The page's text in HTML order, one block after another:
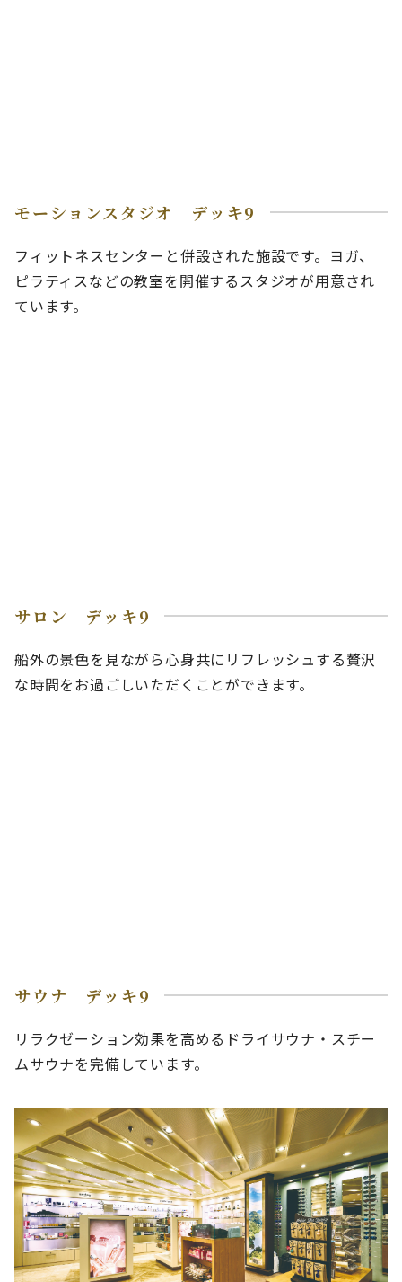
モーションスタジオ デッキ9
フィットネスセンターと併設された施設です。ヨガ、
ピラティスなどの教室を開催するスタジオが用意され
ています。
サロン デッキ9
船外の景色を見ながら心身共にリフレッシュする贅沢
な時間をお過ごしいただくことができます。
サウナ デッキ9
リラクゼーション効果を高めるドライサウナ・スチー
ムサウナを完備しています。